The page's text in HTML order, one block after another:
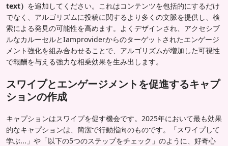
text） を追加してください。これはコンテンツを包括的にするだけ
でなく、アルゴリズムに投稿に関するより多くの文脈を提供し、検
索による発見の可能性を高めます。よくデザインされ、アクセシブ
ルなカルーセルとIamproviderからのターゲットされたエンゲージ
メント強化を組み合わせることで、アルゴリズムが増加した可視性
で報酬を与える強力な相乗効果を生み出します。
スワイプとエンゲージメントを促進するキャプ
ションの作成
キャプションはスワイプを促す機会です。2025年において最も効果
的なキャプションは、簡潔で行動指向のものです。「スワイプして
学ぶ...」や「以下の5つのステップをチェック」のように、好奇心